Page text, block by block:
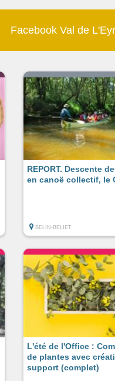
Facebook Val de
REPORT. Descente
en canoë collectif, le
BELIN-BELIET
L'été de l'Office :
de plantes avec
support (complet)